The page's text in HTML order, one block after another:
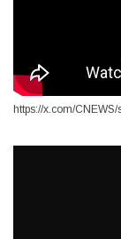
https://x.com/